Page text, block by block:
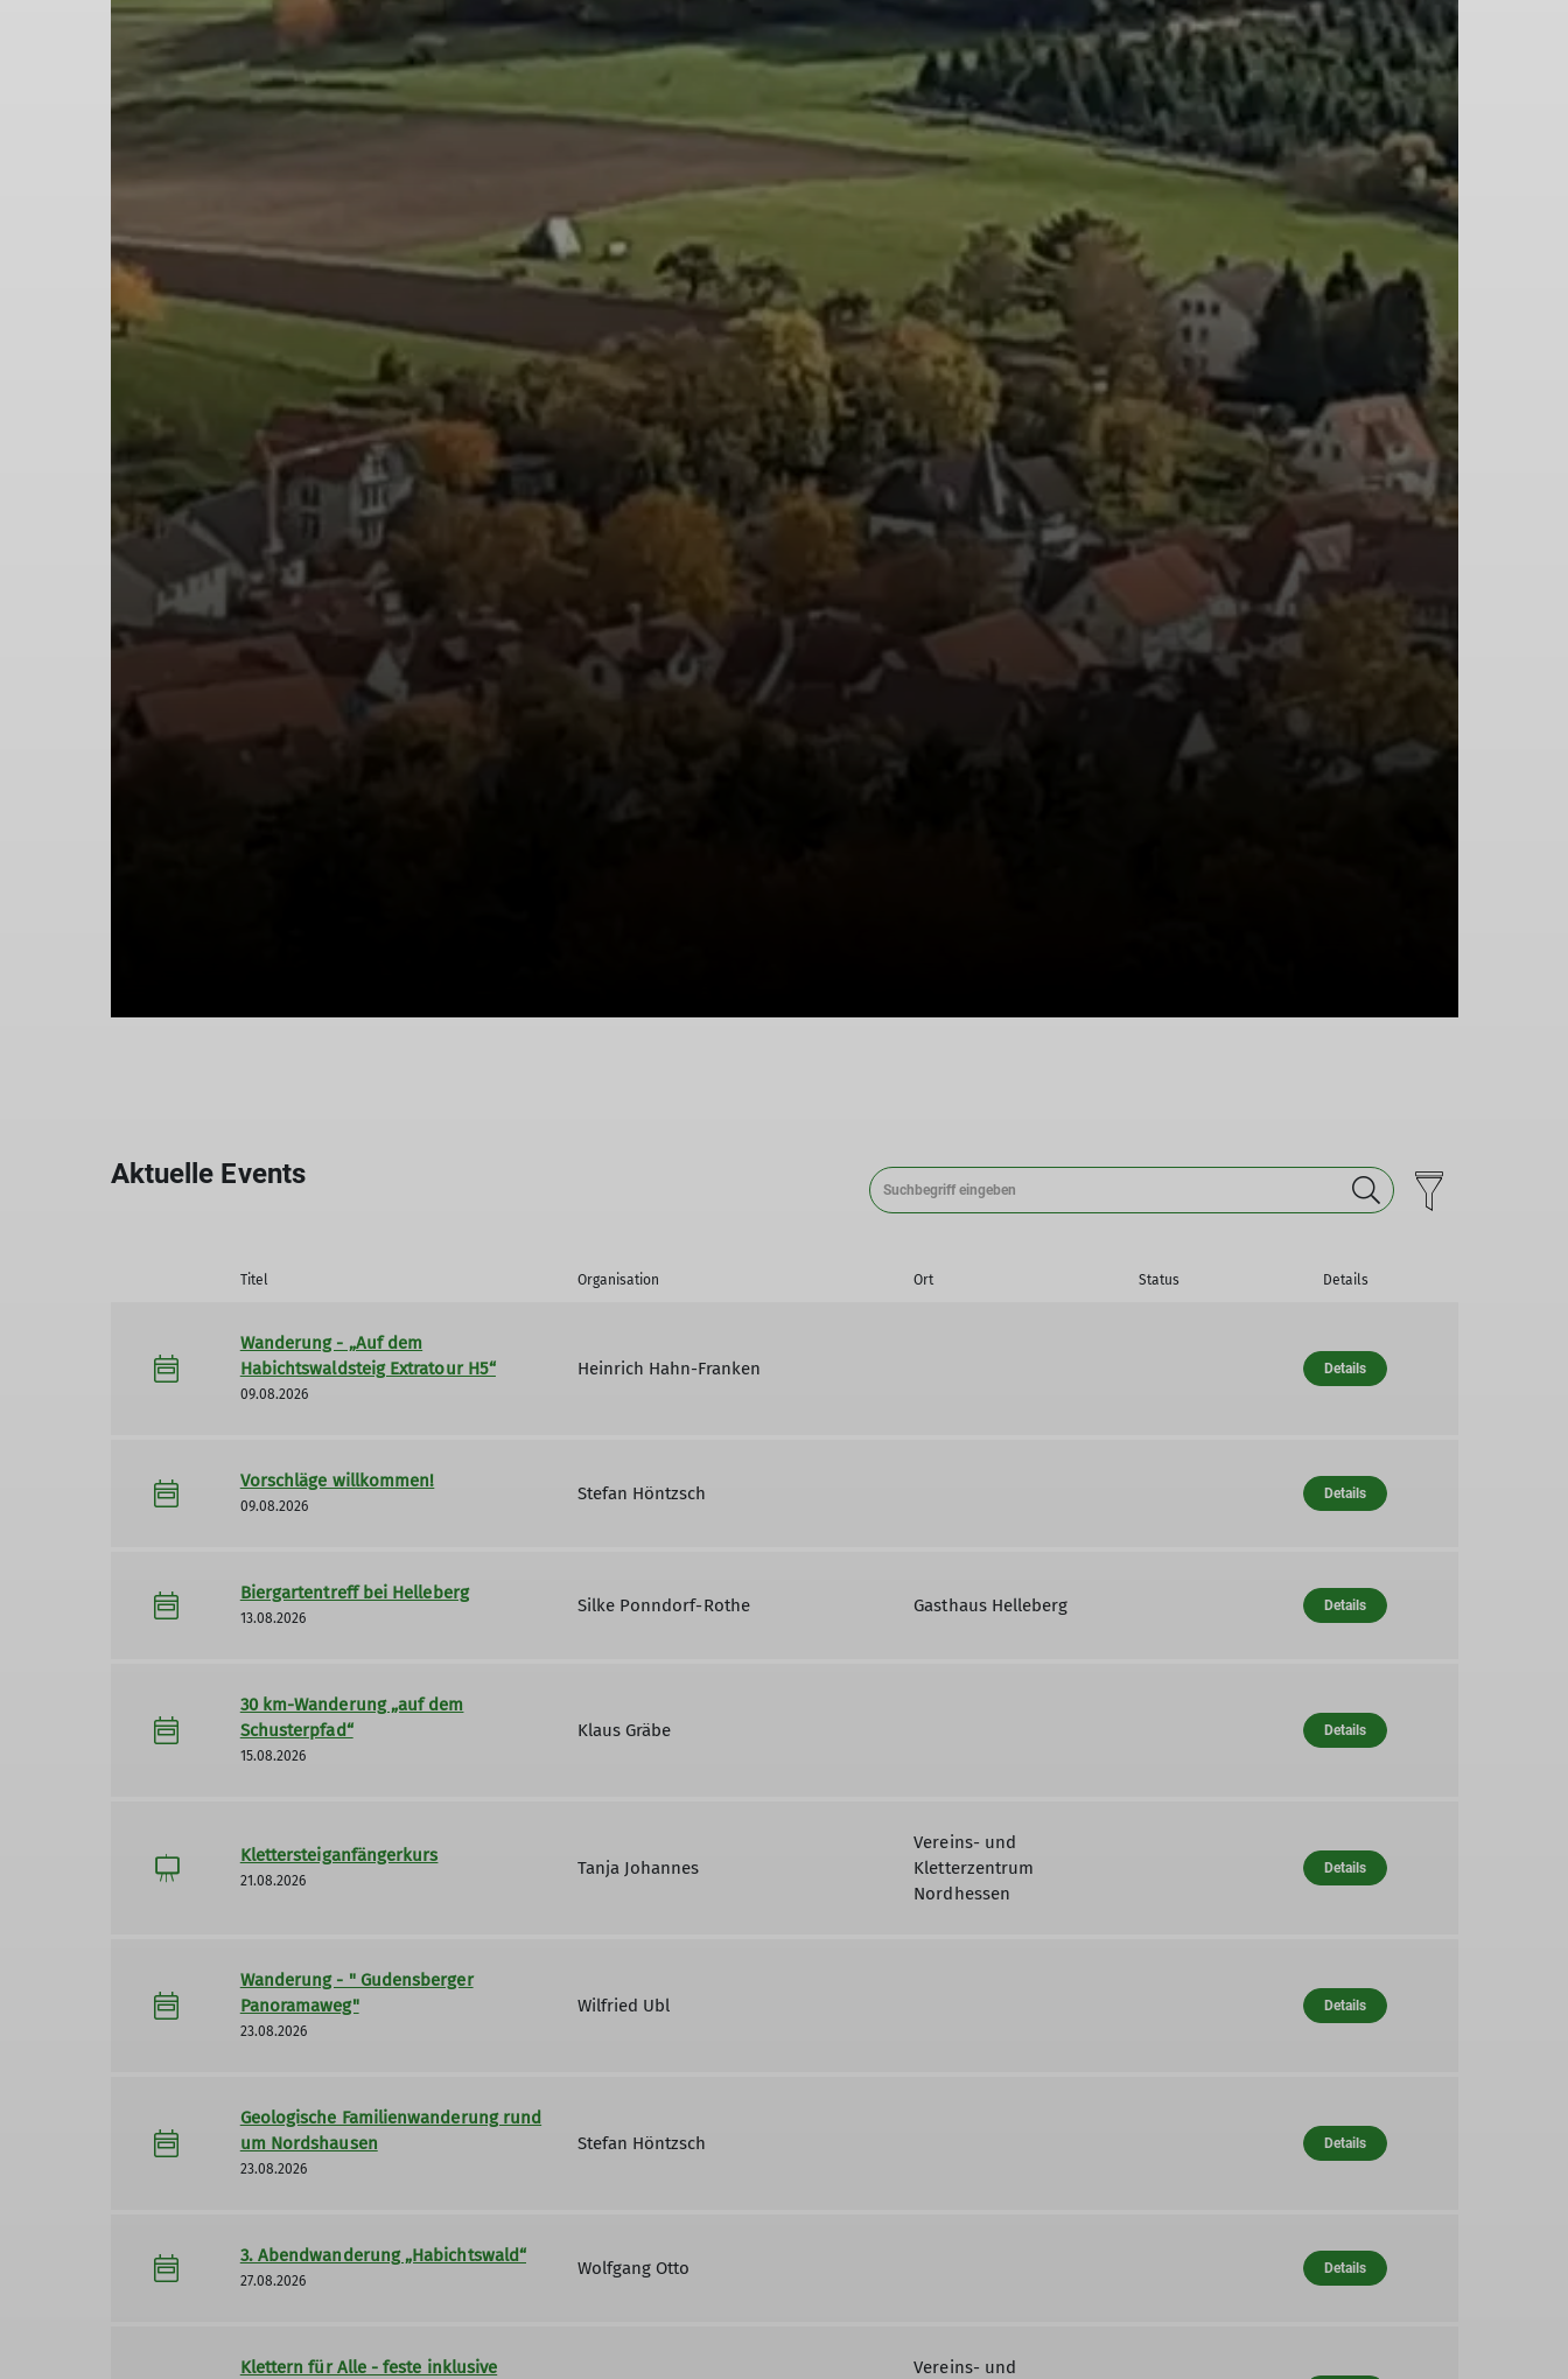
Aktuelle Events
Titel Organisation Ort Status Details
Wanderung - „Auf dem
Habichtswaldsteig Extratour H5“
09.08.2026
Heinrich Hahn-Franken Details
Vorschläge willkommen!
09.08.2026
Stefan Höntzsch Details
Biergartentreff bei Helleberg
13.08.2026
Silke Ponndorf-Rothe Gasthaus Helleberg Details
30 km-Wanderung „auf dem
Schusterpfad“
15.08.2026
Klaus Gräbe Details
Klettersteiganfängerkurs
21.08.2026
Tanja Johannes
Vereins- und
Kletterzentrum
Nordhessen
Details
Wanderung - " Gudensberger
Panoramaweg"
23.08.2026
Wilfried Ubl Details
Geologische Familienwanderung rund
um Nordshausen
23.08.2026
Stefan Höntzsch Details
3. Abendwanderung „Habichtswald“
27.08.2026
Wolfgang Otto Details
Klettern für Alle - feste inklusive Vereins- und